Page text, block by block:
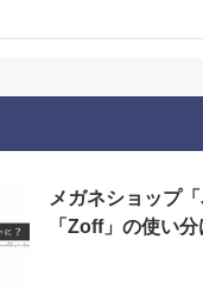
メガネショップ
「Zoff」の使い分